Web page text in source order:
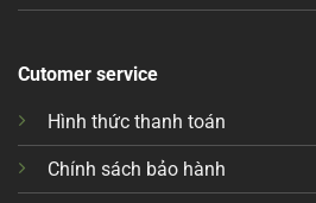
Cutomer service
Hình thức thanh toán
Chính sách bảo hành